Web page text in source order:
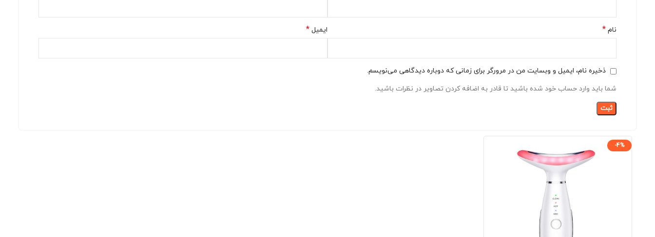
نام * ایمیل *
ذخیره نام، ایمیل و وبسایت من در مرورگر برای زمانی که دوباره دیدگاهی می‌نویسم.
شما باید وارد حساب خود شده باشید تا قادر به اضافه کردن تصاویر در نظرات باشید.
-4%